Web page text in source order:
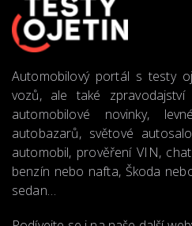
Automobilový portál s testy
vozů, ale také
automobilové novinky,
autobazarů, světové
automobil, prověření VIN,
benzín nebo nafta, Škoda
sedan…